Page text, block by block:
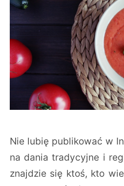
Nie lubię publikować w
na dania tradycyjne i
znajdzie się ktoś, kto